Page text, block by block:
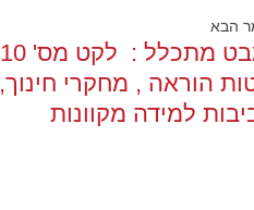
הבא
הוראה , מחקרי חינוך,
למידה מקוונות